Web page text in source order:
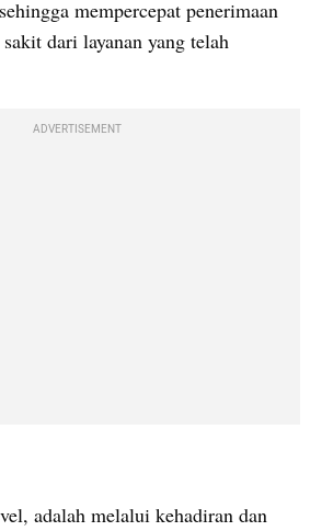
mempercepat penerimaan
dari layanan yang telah
ADVERTISEMENT
adalah melalui kehadiran dan